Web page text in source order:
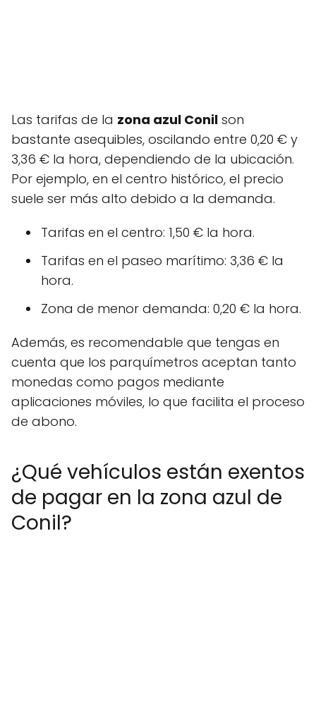
Las tarifas de la zona azul Conil son
bastante asequibles, oscilando entre 0,20 € y
3,36 € la hora, dependiendo de la ubicación.
Por ejemplo, en el centro histórico, el precio
suele ser más alto debido a la demanda.
Tarifas en el centro: 1,50 € la hora.
Tarifas en el paseo marítimo: 3,36 € la
hora.
Zona de menor demanda: 0,20 € la hora.
Además, es recomendable que tengas en
cuenta que los parquímetros aceptan tanto
monedas como pagos mediante
aplicaciones móviles, lo que facilita el proceso
de abono.
¿Qué vehículos están exentos
de pagar en la zona azul de
Conil?